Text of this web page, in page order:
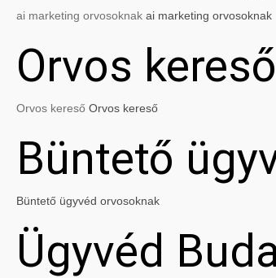
ai marketing orvosoknak ai marketing orvosoknak
Orvos kereső
Orvos kereső Orvos kereső
Büntető
Büntető ügyvéd orvosoknak
Ügyvéd